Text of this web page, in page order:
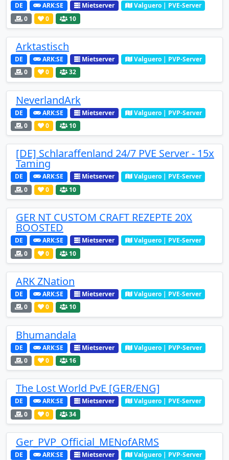
DE ARK:SE Mietserver
Valguero | PVE-Server
0
0 10
Arktastisch
DE ARK:SE Mietserver
Valguero | PVP-Server
0
0 32
NeverlandArk
DE ARK:SE Mietserver
Valguero | PVP-Server
0
0 10
[DE] Schlaraffenland 24/7 PVE Server - 15x
Taming
DE ARK:SE Mietserver
Valguero | PVE-Server
0
0 10
GER NT CUSTOM CRAFT REZEPTE 20X
BOOSTED
DE ARK:SE Mietserver
Valguero | PVE-Server
0
0 10
ARK ZNation
DE ARK:SE Mietserver
Valguero | PVE-Server
0
0 10
Bhumandala
DE ARK:SE Mietserver
Valguero | PVP-Server
0
0 16
The Lost World PvE [GER/ENG]
DE ARK:SE Mietserver
Valguero | PVE-Server
0
0 34
Ger_PVP_Official_MENofARMS
DE ARK:SE Mietserver
Valguero | PVP-Server